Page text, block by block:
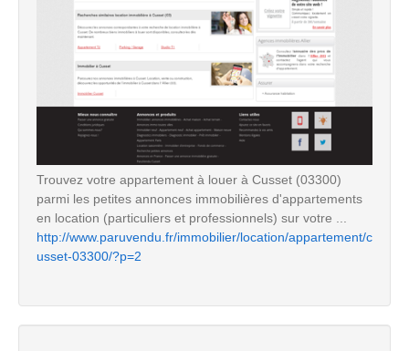
Trouvez votre appartement à louer à Cusset (03300)
parmi les petites annonces immobilières d'appartements
en location (particuliers et professionnels) sur votre ...
http://www.paruvendu.fr/immobilier/location/appartement/c
usset-03300/?p=2